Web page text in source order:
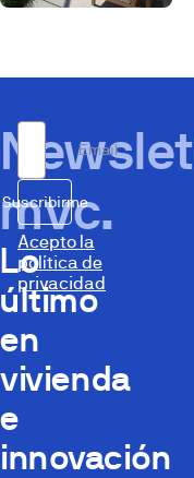
mvc.
Lo
último
en
vivienda
e
innovación
Email
Suscribirme
Acepto la
política de
privacidad